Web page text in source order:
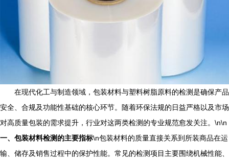
在现代化工与制造领域，包装材料与塑料树脂原料的检测是确保产品
安全、合规及功能性基础的核心环节。随着环保法规的日益严格以及市场
对高质量包装的需求提升，行业对这两类检测的专业规范愈发关注。\n\n
一、包装材料检测的主要指标\n包装材料的质量直接关系到所装商品在运
输、储存及销售过程中的保护性能。常见的检测项目主要围绕机械性能、